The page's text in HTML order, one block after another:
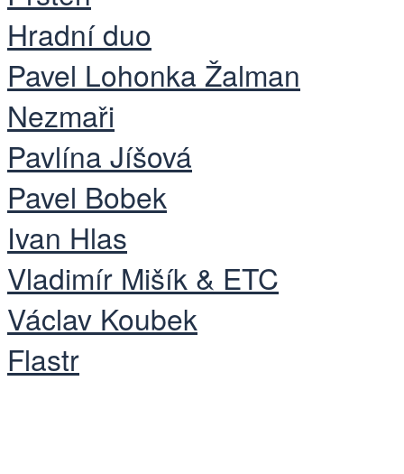
Hradní duo
Pavel Lohonka Žalman
Nezmaři
Pavlína Jíšová
Pavel Bobek
Ivan Hlas
Vladimír Mišík & ETC
Václav Koubek
Flastr